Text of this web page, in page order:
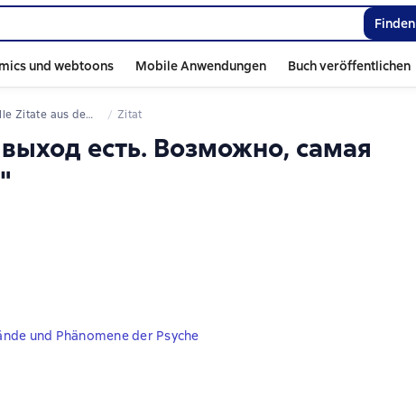
Finden
und webtoons Mobile Anwendungen Buch veröffentlichen
Alle Zitate aus dem Buch Zitat
есть. Возможно, самая
und Phänomene der Psyche